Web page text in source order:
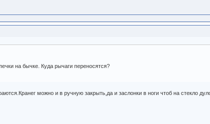
на бычке. Куда рычаги переносятся?
можно и в ручную закрыть,да и заслонки в ноги чтоб на стекло